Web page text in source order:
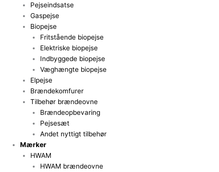
Pejseindsatse
Gaspejse
Biopejse
Fritstående biopejse
Elektriske biopejse
Indbyggede biopejse
Væghængte biopejse
Elpejse
Brændekomfurer
Tilbehør brændeovne
Brændeopbevaring
Pejsesæt
Andet nyttigt tilbehør
Mærker
HWAM
HWAM brændeovne